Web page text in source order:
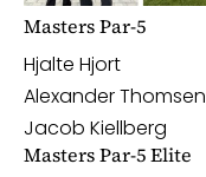
Masters Par-5
Hjalte Hjort
Alexander Thomsen
Jacob Kiellberg
Masters Par-5 Elite